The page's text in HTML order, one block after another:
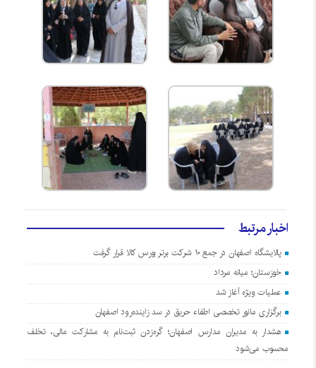
اخبار مرتبط
پالایشگاه اصفهان در جمع ۱۰ شرکت برتر بورس کالا قرار گرفت
خوزستان؛ میانه مرداد
عملیات ویژه آغاز شد
برگزاری مانور تخصصی اطفاء حریق در سد زاینده‌رود اصفهان
هشدار به مدیران مدارس اصفهان؛ گره‌زدن ثبت‌نام به مشارکت مالی، تخلف
محسوب می‌شود